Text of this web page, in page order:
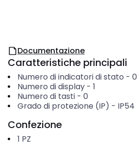
Documentazione
Caratteristiche principali
Numero di indicatori di stato - 0
Numero di display- 1
Numero di tasti- 0
Grado di protezione (IP) - IP54
Confezione
1 PZ